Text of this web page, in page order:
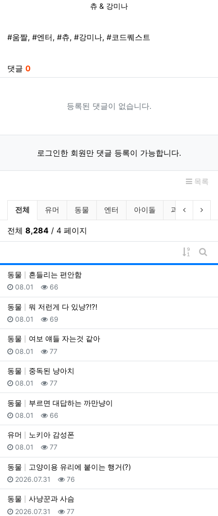
츄 & 강미나
태그
#움짤, #엔터, #츄, #강미나, #코드퀘스트
댓글 0
등록된 댓글이 없습니다.
로그인한 회원만 댓글 등록이 가능합니다.
목록
움짤 분류 목록
전체 유머 동물 엔터 아이돌 과학 밀리
이전 분류
다
전체 8,284 / 4 페이지
게시물
게
동물
흔들리는 편안함
등록일
08.01 조회
66
동물 뭐 저런게 다 있냥?!?!
등록일
08.01 조회
69
동물 여보 얘들 자는것 같아
등록일
08.01 조회
77
동물 중독된 냥아치
등록일
08.01 조회
77
동물 부르면 대답하는 까만냥이
등록일
08.01 조회
66
유머 노키아 감성폰
등록일
08.01 조회
77
동물 고양이용 유리에 붙이는 행거(?)
등록일
2026.07.31 조회
76
동물 사냥꾼과 사슴
등록일
2026.07.31 조회
77